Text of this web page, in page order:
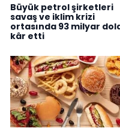
Büyük petrol şirketleri
savaş ve iklim krizi
ortasında 93 milyar
kâr etti